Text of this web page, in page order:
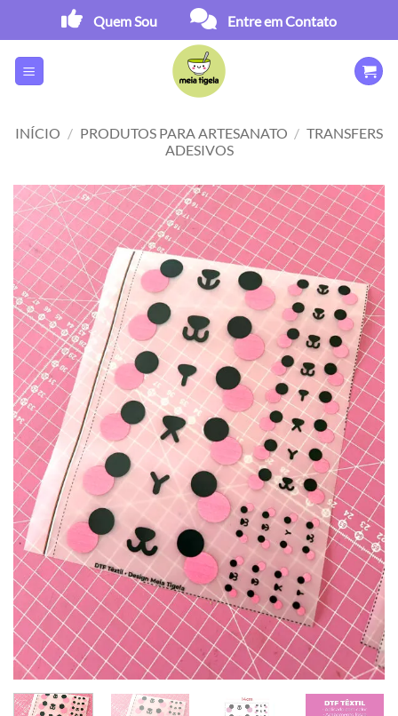
content
Quem Sou Entre em Contato
INÍCIO / PRODUTOS PARA ARTESANATO / TRANSFERS
ADESIVOS